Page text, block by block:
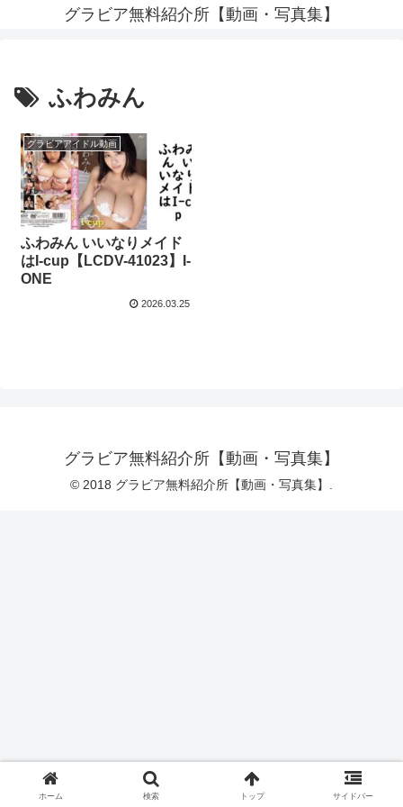
グラビア無料紹介所【動画・写真集】
ふわみん
グラビアアイドル動画
ふわみん いいなりメイド
はI-cup【LCDV-41023】I-
ONE
2026.03.25
グラビア無料紹介所【動画・写真集】
© 2018 グラビア無料紹介所【動画・写真集】.
ホーム 検索 トップ サイドバー